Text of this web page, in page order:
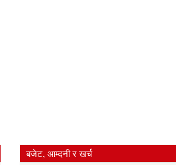
बजेट, आम्दनी र खर्च